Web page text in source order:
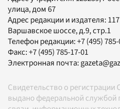
улица, дом 67
Адрес редакции и издателя:
Варшавское шоссе, д.9, стр.1
Телефон редакции:+7 (495)
Факс:+7 (495) 785-17-01
Электронная почта:
Свидетельство о
выдано федеральной службой